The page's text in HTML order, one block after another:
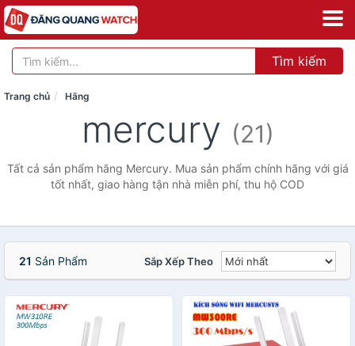
Tìm kiếm
Trang chủ Hãng
mercury (21)
Tất cả sản phẩm hãng Mercury. Mua sản phẩm chính hãng với giá
tốt nhất, giao hàng tận nhà miễn phí, thu hộ COD
21 Sản Phẩm Sắp Xếp Theo